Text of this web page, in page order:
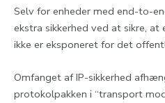
Selv for enheder med end-to-
ekstra sikkerhed ved at sikre,
ikke er eksponeret for det
Omfanget af IP-sikkerhed
protokolpakken i “transport